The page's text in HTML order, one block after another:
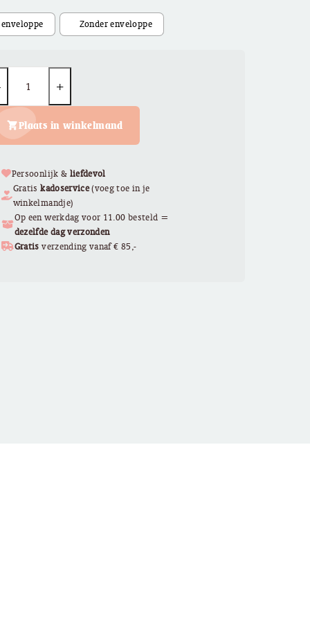
Plaats in winkelmand
Persoonlijk & liefdevol
Gratiskadoservice(voeg toe in je
winkelmandje)
Op een werkdag voor 11.00 besteld =
dezelfde dag verzonden
Gratis verzending vanaf € 85,-